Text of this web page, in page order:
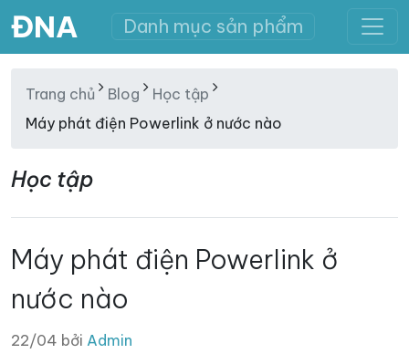
ĐNA Danh mục sản phẩm
Trang chủ Blog
Học tập
Máy phát điện Powerlink ở nước nào
Học tập
Máy phát điện Powerlink ở
nước nào
22/04 bởi Admin